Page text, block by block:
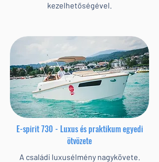
kezelhetőségével.
E-spirit 730 - Luxus és praktikum egyedi
ötvözete
A családi luxusélmény nagykövete.